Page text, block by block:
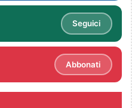
Seguici
Abbonati